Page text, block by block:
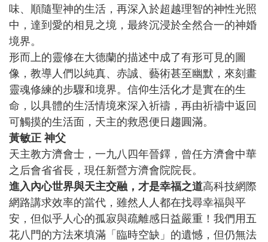
味、順隨聖神的生活，再深入於超越理智的神性光照
中，達到愛的相見之境，最終沉浸於全然合一的神婚
境界。
形而上的靈修在大德蘭的描述中成了有形可見的圖
像，教導人們以純真、赤誠、藝術甚至幽默，來刻畫
靈魂修練的步驟和境界。信仰生活化才是實在的生
命，以具體的生活情境來深入祈禱，再由祈禱中返回
可觸摸的生活面，天主的救恩便日趨圓滿。
黃敏正 神父
天主教方濟會士，一九八四年晉鐸，曾任方濟會中華
之后會省省長，現任新營方濟會院院長。
進入內心世界與天主交融，才是幸福之道高科技網際
網路講求效率的當代，雖然人人都在找尋幸福與平
安，但似乎人心的孤寂與疏離感日益嚴重！我們用五
花八門的方法來填滿「臨時空缺」的遺憾，但仍無法